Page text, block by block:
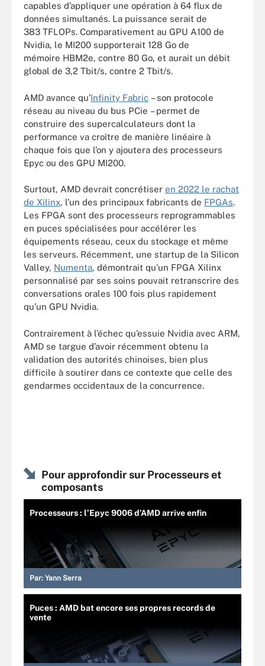
capables d’appliquer une opération à 64 flux de
données simultanés. La puissance serait de
383 TFLOPs. Comparativement au GPU A100 de
Nvidia, le MI200 supporterait 128 Go de
mémoire HBM2e, contre 80 Go, et aurait un débit
global de 3,2 Tbit/s, contre 2 Tbit/s.
AMD avance qu’Infinity Fabric – son protocole
réseau au niveau du bus PCie – permet de
construire des supercalculateurs dont la
performance va croître de manière linéaire à
chaque fois que l’on y ajoutera des processeurs
Epyc ou des GPU MI200.
Surtout, AMD devrait concrétiser en 2022 le rachat
de Xilinx, l’un des principaux fabricants de FPGAs.
Les FPGA sont des processeurs reprogrammables
en puces spécialisées pour accélérer les
équipements réseau, ceux du stockage et même
les serveurs. Récemment, une startup de la Silicon
Valley, Numenta, démontrait qu’un FPGA Xilinx
personnalisé par ses soins pouvait retranscrire des
conversations orales 100 fois plus rapidement
qu’un GPU Nvidia.
Contrairement à l’échec qu’essuie Nvidia avec ARM,
AMD se targue d’avoir récemment obtenu la
validation des autorités chinoises, bien plus
difficile à soutirer dans ce contexte que celle des
gendarmes occidentaux de la concurrence.
Pour approfondir sur Processeurs et
composants
Processeurs : l’Epyc 9006 d’AMD arrive enfin
Par: Yann Serra
Puces : AMD bat encore ses propres records de
vente